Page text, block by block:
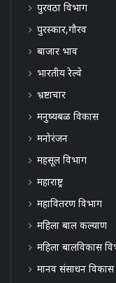
पुरवठा विभाग
पुरस्कार,गौरव
बाजार भाव
भारतीय रेल्वे
भ्रष्टाचार
मनुष्यबळ विकास
मनोरंजन
महसूल विभाग
महाराष्ट्र
महावितरण विभाग
महिला बाल कल्याण
महिला बालविकास
मानव संसाधन विकास